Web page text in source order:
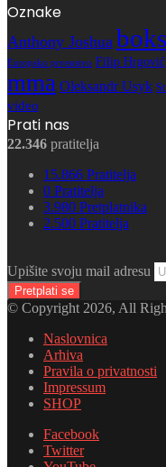
Oznake
Anthony Joshua boks
Europsko prvenstvo Filip Hrgović
mma Oleksandr Usyk
video
Prati nas
22.346 pratitelja
15.866 Pratitelja
0 Pratitelja
3.980 Pretplatnika
2.500 Pratitelja
Upišite svoju mail adresu
© Copyright 2026, All
Naslovnica
Arhiva
Pravila o privatnosti
Impressum
SHOP
Facebook
Twitter